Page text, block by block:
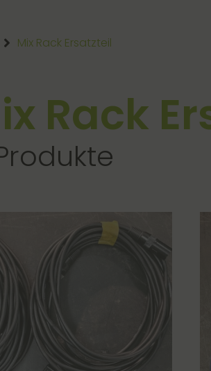
Mix Rack Ersatzteil
Rack